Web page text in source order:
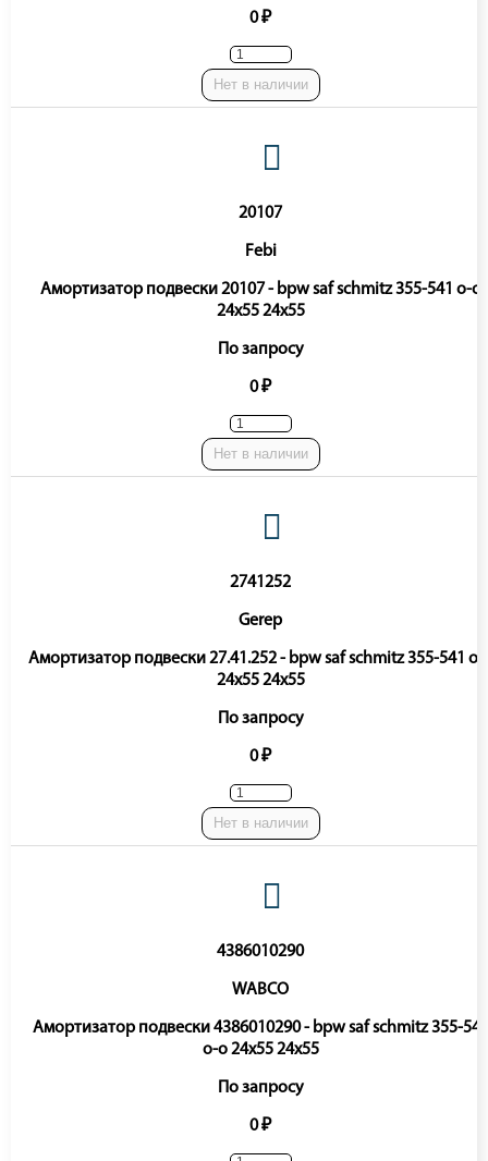
0 ₽
Нет в наличии
20107
Febi
Амортизатор подвески 20107 - bpw saf schmitz 355-541 o-o
24x55 24x55
По запросу
0 ₽
Нет в наличии
2741252
Gerep
Амортизатор подвески 27.41.252 - bpw saf schmitz 355-541 o-
24x55 24x55
По запросу
0 ₽
Нет в наличии
4386010290
WABCO
Амортизатор подвески 4386010290 - bpw saf schmitz 355-541
o-o 24x55 24x55
По запросу
0 ₽